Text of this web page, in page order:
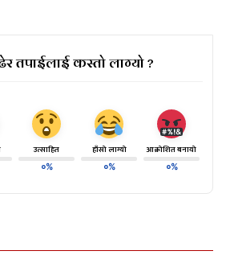
तपाईलाई कस्तो लाग्यो ?
उत्साहित
०%
हाँसो लाग्यो
०%
आक्रोशित बनायो
०%